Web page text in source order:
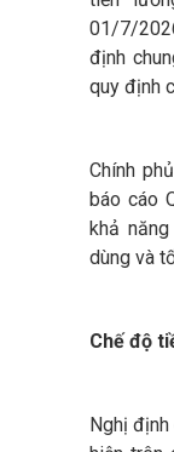
01/7/
định
quy định
Chính
báo cáo
khả
dùng và
Chế độ
Nghị